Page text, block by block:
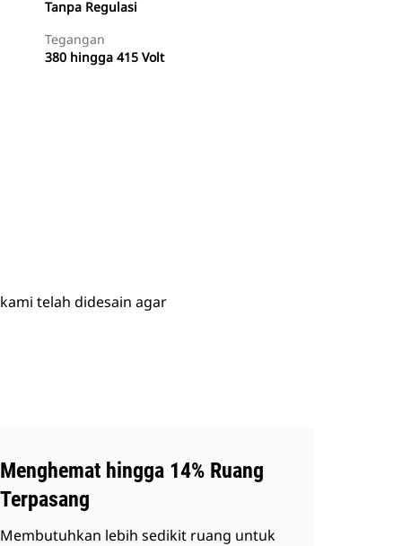
Tanpa Regulasi
Tegangan
380 hingga 415 Volt
telah didesain agar
Menghemat hingga 14% Ruang
Terpasang
Membutuhkan lebih sedikit ruang untuk